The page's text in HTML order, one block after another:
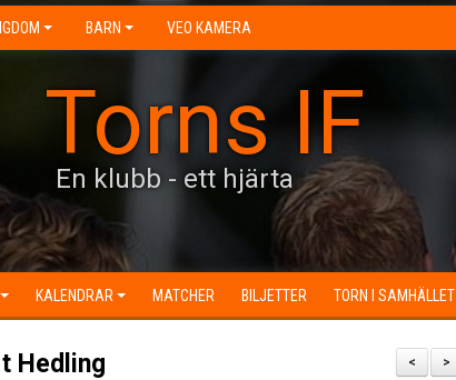
BARN VEO KAMERA
Torns IF
En klubb - ett hjärta
KALENDRAR MATCHER BILJETTER TORN I SAMHÄLLET
>
<
Hedling